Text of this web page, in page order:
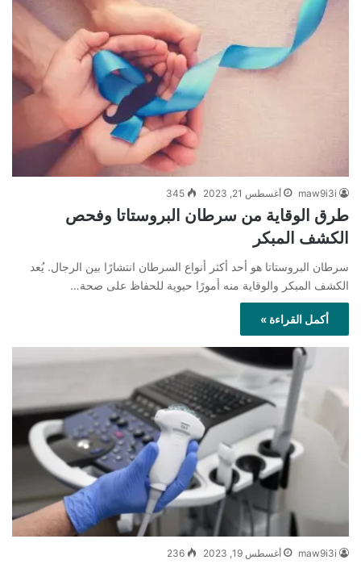
maw9i3i أغسطس 21, 2023 345
طرق الوقاية من سرطان البروستاتا وفحص
الكشف المبكر
سرطان البروستاتا هو أحد أكثر أنواع السرطان انتشارًا بين الرجال. يُعد
الكشف المبكر والوقاية منه أمورًا حيوية للحفاظ على صحة…
أكمل القراءة »
maw9i3i أغسطس 19, 2023 236